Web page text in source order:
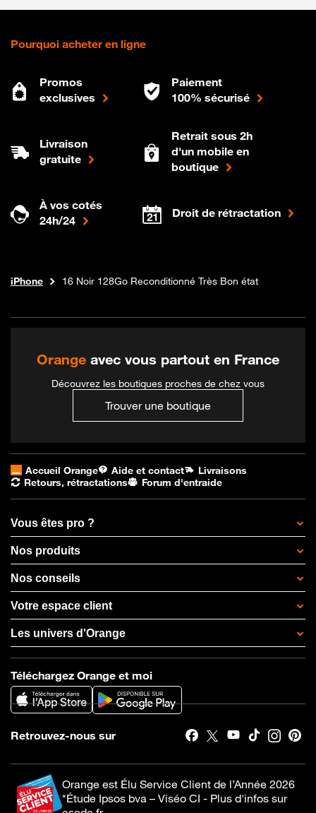
Pourquoi acheter en ligne
Promos
exclusives
Paiement
100% sécurisé
Livraison
gratuite
Retrait sous 2h
d'un mobile en
boutique
À vos cotés
24h/24
Droit de rétractation
Boutique Orange
Téléphones et forfaits
iPhone 16 Noir 128Go Reconditionné Très Bon état